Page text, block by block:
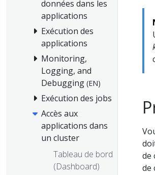
données dans les
applications
Exécution des
applications
Monitoring,
Logging, and
Debugging (EN)
Exécution des jobs
Accès aux
applications dans
un cluster
Tableau de bord
(Dashboard)
de
de